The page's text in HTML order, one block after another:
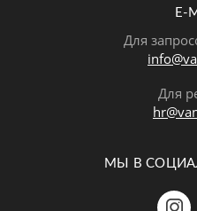
E-
Для
Для
МЫ В